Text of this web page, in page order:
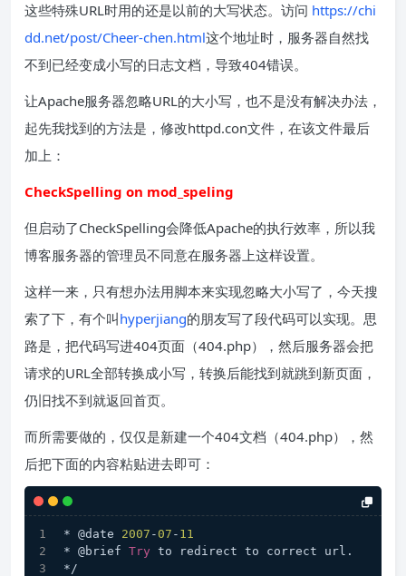
这些特殊URL时用的还是以前的大写状态。访问 https://chi
dd.net/post/Cheer-chen.html这个地址时，服务器自然找
不到已经变成小写的日志文档，导致404错误。
让Apache服务器忽略URL的大小写，也不是没有解决办法，
起先我找到的方法是，修改httpd.con文件，在该文件最后
加上：
CheckSpelling on mod_speling
但启动了CheckSpelling会降低Apache的执行效率，所以我
博客服务器的管理员不同意在服务器上这样设置。
这样一来，只有想办法用脚本来实现忽略大小写了，今天搜
索了下，有个叫hyperjiang的朋友写了段代码可以实现。思
路是，把代码写进404页面（404.php），然后服务器会把
请求的URL全部转换成小写，转换后能找到就跳到新页面，
仍旧找不到就返回首页。
而所需要做的，仅仅是新建一个404文档（404.php），然
后把下面的内容粘贴进去即可：
* @date 2007 -07 - 11
* @brief Try to redirect to correct url.
*/